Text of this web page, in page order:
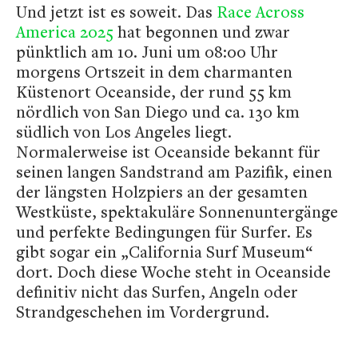
Und jetzt ist es soweit. Das Race Across
America 2025 hat begonnen und zwar
pünktlich am 10. Juni um 08:00 Uhr
morgens Ortszeit in dem charmanten
Küstenort Oceanside, der rund 55 km
nördlich von San Diego und ca. 130 km
südlich von Los Angeles liegt.
Normalerweise ist Oceanside bekannt für
seinen langen Sandstrand am Pazifik, einen
der längsten Holzpiers an der gesamten
Westküste, spektakuläre Sonnenuntergänge
und perfekte Bedingungen für Surfer. Es
gibt sogar ein „California Surf Museum“
dort. Doch diese Woche steht in Oceanside
definitiv nicht das Surfen, Angeln oder
Strandgeschehen im Vordergrund.